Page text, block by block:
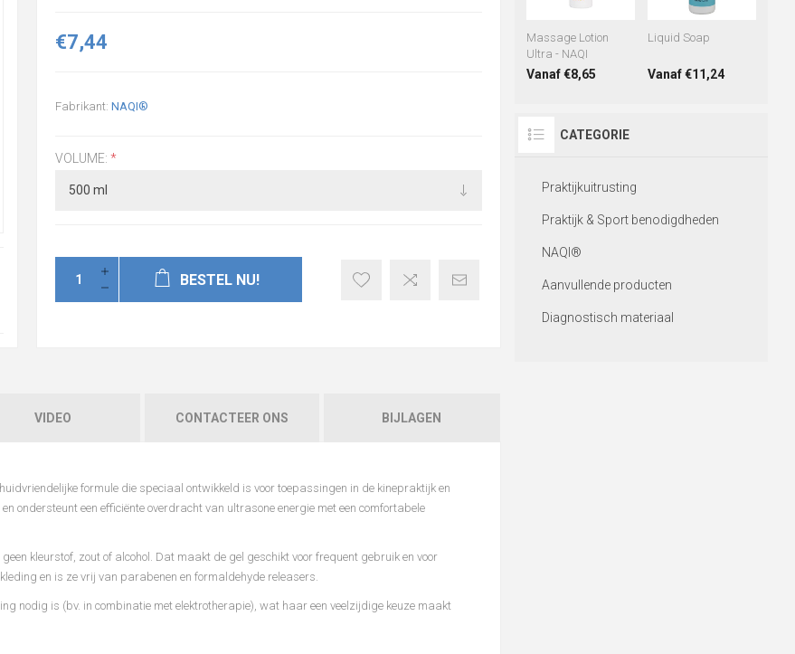
€7,44
Fabrikant: NAQI®
VOLUME: *
BESTEL NU!
VIDEO CONTACTEER ONS BIJLAGEN
formule die speciaal ontwikkeld is voor toepassingen in de kinepraktijk en
ondersteunt een efficiënte overdracht van ultrasone energie met een comfortabele
kleurstof, zout of alcohol. Dat maakt de gel geschikt voor frequent gebruik en voor
en is ze vrij van parabenen en formaldehyde releasers.
nodig is (bv. in combinatie met elektrotherapie), wat haar een veelzijdige keuze maakt
Massage Lotion
Ultra - NAQI
Vanaf €8,65
Liquid Soap
Vanaf €11,24
CATEGORIE
Praktijkuitrusting
Praktijk & Sport benodigdheden
NAQI®
Aanvullende producten
Diagnostisch materiaal